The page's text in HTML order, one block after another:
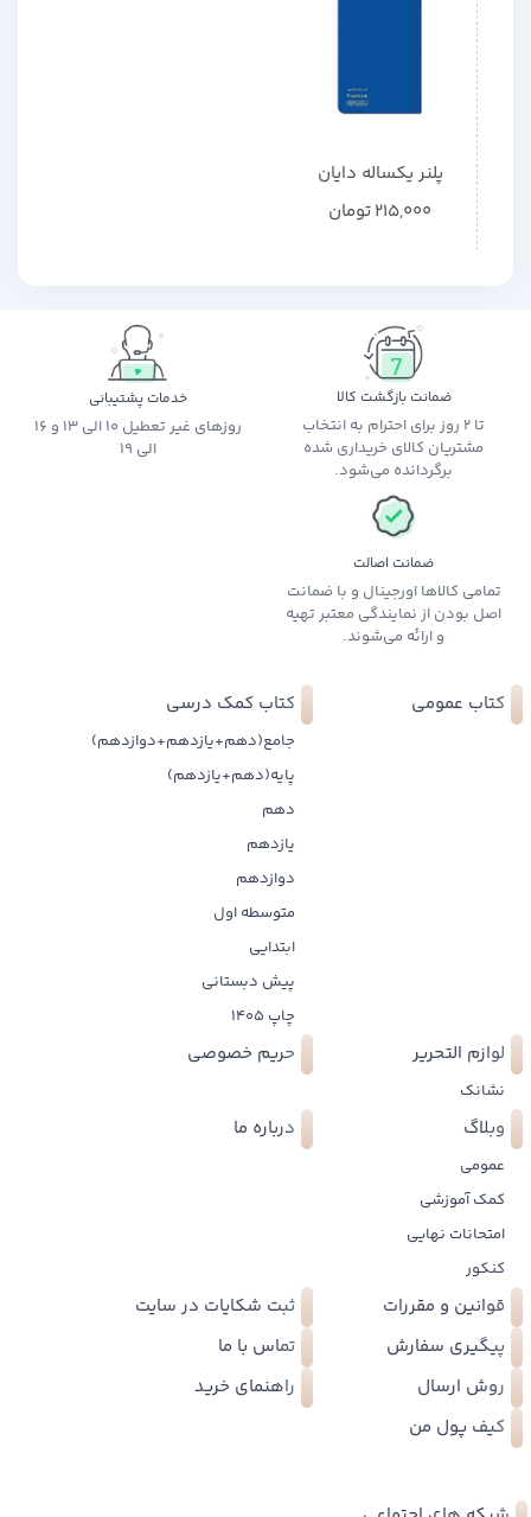
پلنر یکساله دایان
215,000تومان
ضمانت بازگشت کالا
تا 2 روز برای احترام به انتخاب
مشتریان کالای خریداری شده
برگردانده می‌شود.
خدمات پشتیبانی
روزهای غیر تعطیل 10 الی 13 و 16
الی 19
ضمانت اصالت
تمامی کالاها اورجینال و با ضمانت
اصل بودن از نمایندگی معتبر تهیه
و ارائه می‌شوند.
کتاب عمومی کتاب کمک درسی
جامع(دهم+یازدهم+دوازدهم)
پایه(دهم+یازدهم)
دهم
یازدهم
دوازدهم
متوسطه اول
ابتدایی
پیش دبستانی
چاپ 1405
لوازم التحریر
نشانک
حریم خصوصی
وبلاگ
عمومی
کمک آموزشی
امتحانات نهایی
کنکور
درباره ما
قوانین و مقررات
ثبت شکایات در سایت
پیگیری سفارش
تماس با ما
روش ارسال
راهنمای خرید
کیف پول من